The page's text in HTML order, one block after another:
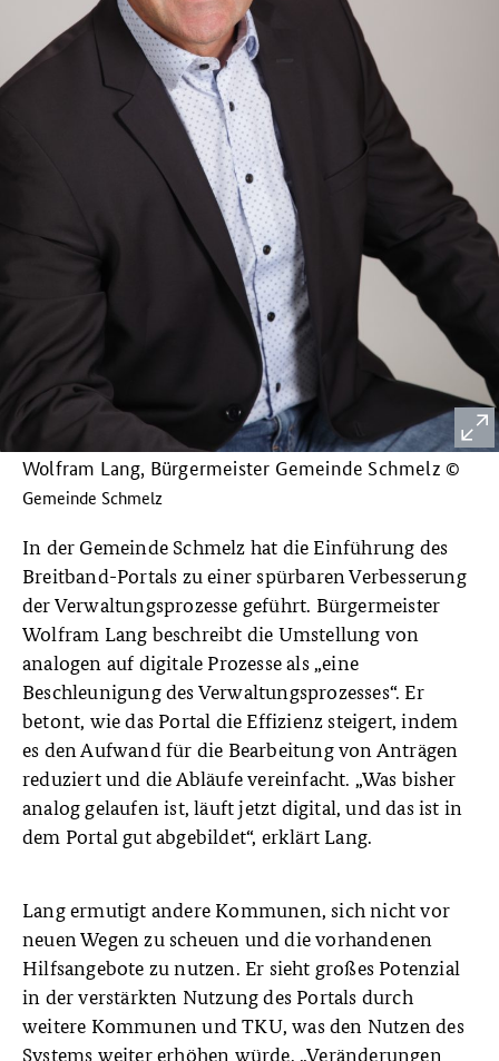
Wolfram Lang, Bürgermeister Gemeinde Schmelz ©
Gemeinde Schmelz
In der Gemeinde Schmelz hat die Einführung des
Breitband-Portals zu einer spürbaren Verbesserung
der Verwaltungsprozesse geführt. Bürgermeister
Wolfram Lang beschreibt die Umstellung von
analogen auf digitale Prozesse als „eine
Beschleunigung des Verwaltungsprozesses“. Er
betont, wie das Portal die Effizienz steigert, indem
es den Aufwand für die Bearbeitung von Anträgen
reduziert und die Abläufe vereinfacht. „Was bisher
analog gelaufen ist, läuft jetzt digital, und das ist in
dem Portal gut abgebildet“, erklärt Lang.
Lang ermutigt andere Kommunen, sich nicht vor
neuen Wegen zu scheuen und die vorhandenen
Hilfsangebote zu nutzen. Er sieht großes Potenzial
in der verstärkten Nutzung des Portals durch
weitere Kommunen und TKU, was den Nutzen des
Systems weiter erhöhen würde. „Veränderungen